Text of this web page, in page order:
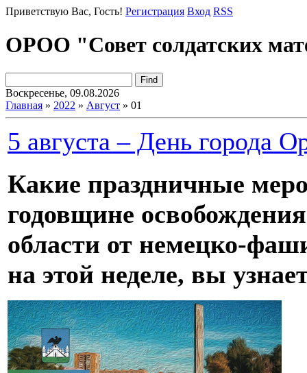
Приветствую Вас, Гость! Регистрация Вход RSS
ОРОО "Совет солдатских
Воскресенье, 09.08.2026
Главная » 2022 » Август » 01
5 августа – День города
Какие праздничные
годовщине
области от немецко-
на этой неделе, вы